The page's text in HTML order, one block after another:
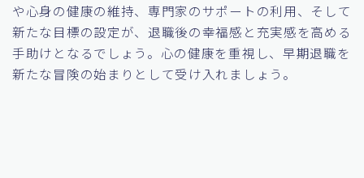
や心身の健康の維持、専門家のサポートの利用、そして
新たな目標の設定が、退職後の幸福感と充実感を高める
手助けとなるでしょう。心の健康を重視し、早期退職を
新たな冒険の始まりとして受け入れましょう。